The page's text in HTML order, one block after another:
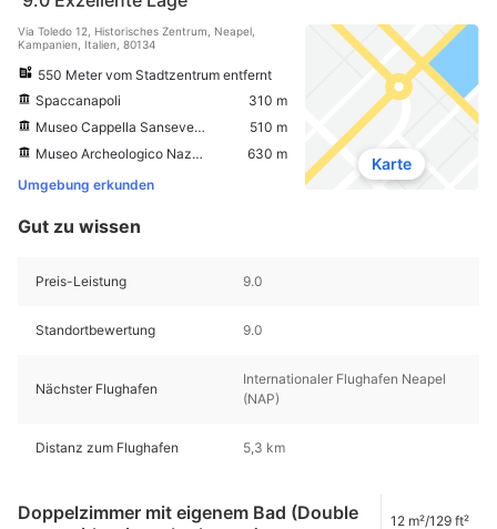
Via Toledo 12, Historisches Zentrum, Neapel,
Kampanien, Italien, 80134
550 Meter vom Stadtzentrum entfernt
Spaccanapoli
310 m
Museo Cappella Sansevero
510 m
Museo Archeologico Nazionale di Napoli
630 m
Umgebung erkunden
Karte
Gut zu wissen
Preis-Leistung 9.0
Standortbewertung 9.0
Nächster Flughafen
Internationaler Flughafen Neapel
(NAP)
Distanz zum Flughafen 5,3 km
Doppelzimmer mit eigenem Bad (Double
12 m²/129 ft²